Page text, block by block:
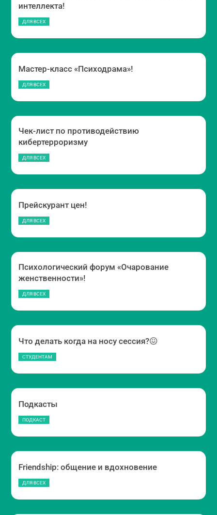
интеллекта!
ДЛЯ ВСЕХ
Мастер-класс «Психодрама»!
ДЛЯ ВСЕХ
Чек-лист по противодействию
кибертерроризму
ДЛЯ ВСЕХ
Прейскурант цен!
ДЛЯ ВСЕХ
Психологический форум «Очарование
женственности»!
ДЛЯ ВСЕХ
Что делать когда на носу сессия?😖
СТУДЕНТАМ
Подкасты
ПОДКАСТ
Friendship: общение и вдохновение
ДЛЯ ВСЕХ